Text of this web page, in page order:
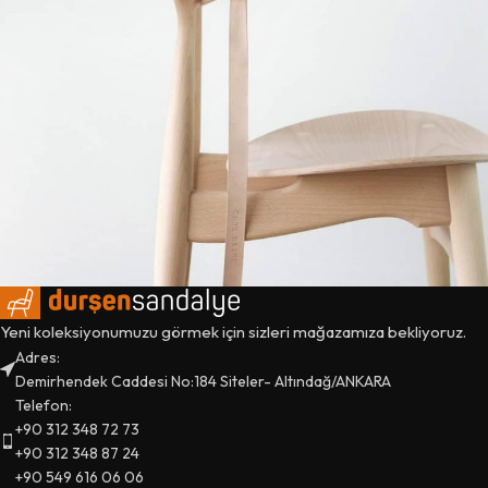
Furniture
A lacus bibendum pulvinar
Yeni koleksiyonumuzu görmek için sizleri mağazamıza bekliyoruz.
Adres:
Demirhendek Caddesi No:184 Siteler- Altındağ/ANKARA
Telefon:
+90 312 348 72 73
+90 312 348 87 24
+90 549 616 06 06